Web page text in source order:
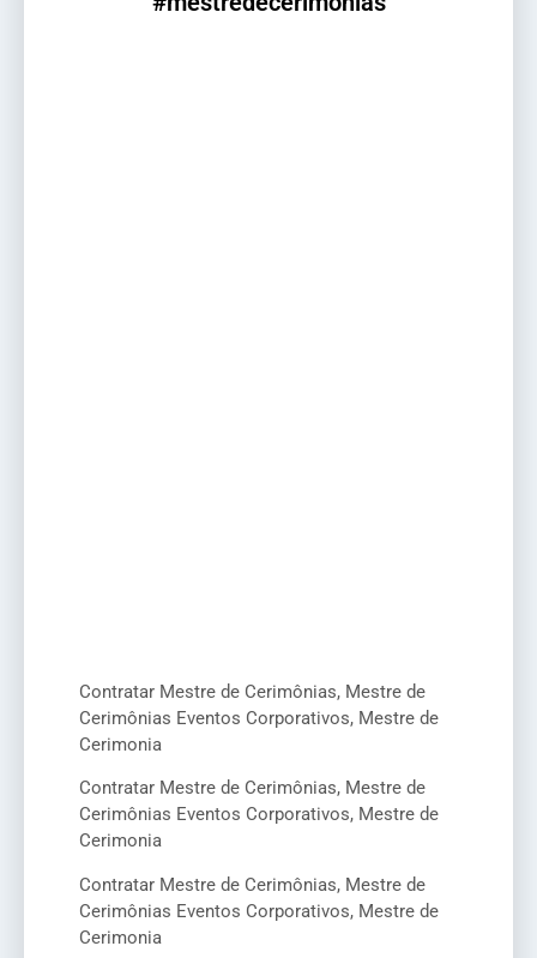
Contratar Mestre de Cerimônias, Mestre de
Cerimônias Eventos Corporativos, Mestre de
Cerimonia
Contratar Mestre de Cerimônias, Mestre de
Cerimônias Eventos Corporativos, Mestre de
Cerimonia
Contratar Mestre de Cerimônias, Mestre de
Cerimônias Eventos Corporativos, Mestre de
Cerimonia